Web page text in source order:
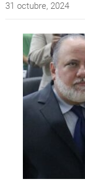
31 octubre, 2024